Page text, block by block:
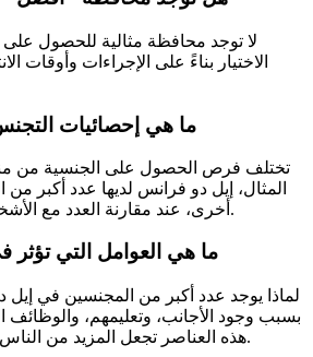
لا توجد محافظة مثالية للحصول
الاختيار بناءً على الإجراءات وأوقات
ما هي إحصائيات
تختلف فرص الحصول على الجنسية من
المثال، إيل دو فرانس لديها عدد أكبر
أخرى، عند مقارنة العدد مع الأشخاص الذين يعيشون هناك.
ما هي العوامل التي تؤثر
لماذا يوجد عدد أكبر من المجنسين في
بسبب وجود الأجانب، وتعليمهم، والوظائف
هذه العناصر تجعل المزيد من الناس يصبحون مواطنين هناك.